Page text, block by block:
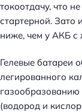
токоотдачу, что
стартерной. Зато
ниже, чем у АКБ с
Гелевые батареи
легированного
газообразованию
(водород и